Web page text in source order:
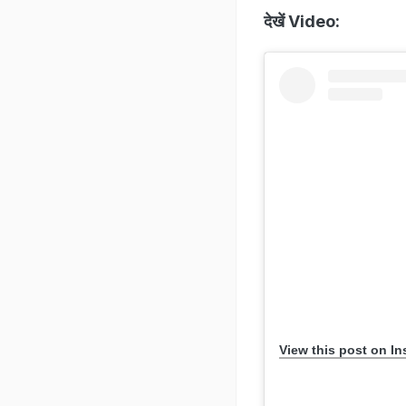
देखें Video:
View this post on